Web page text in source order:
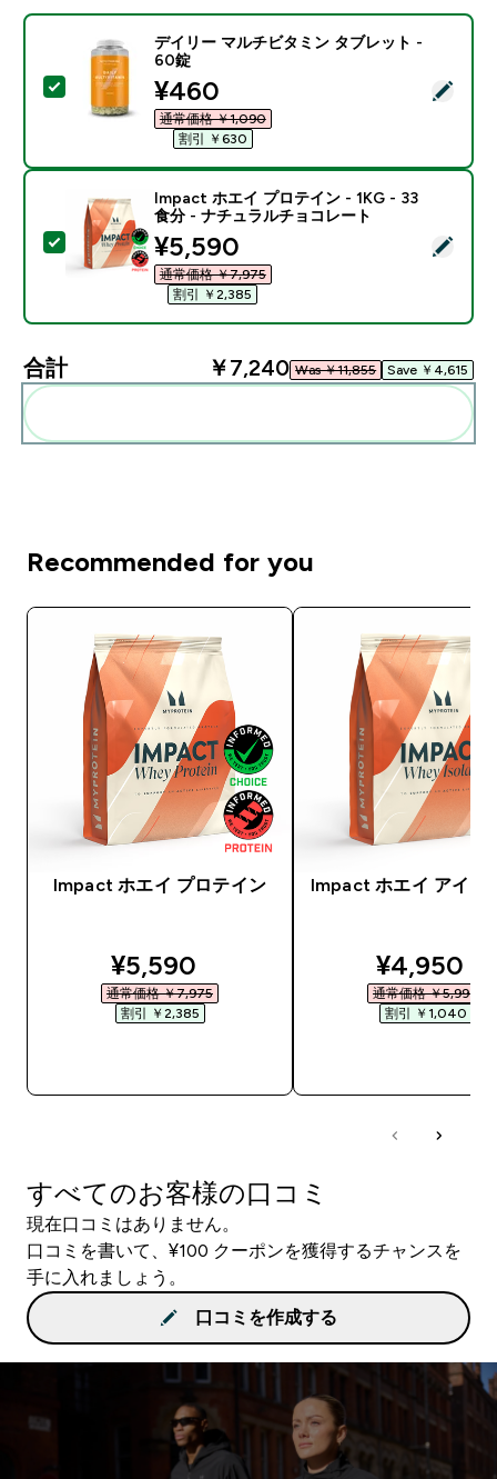
この商品を選択 - デイリー マルチビタミン タブレッ
デイリー マルチビタミン タブレット -
60錠
discounted price
¥460‎
通常価格 ￥1,090‎
割引 ￥630‎
この商品を選択 - Impact ホエイ プロテイン - 1KG -
Impact ホエイ プロテイン - 1KG - 33
食分 - ナチュラルチョコレート
discounted price
¥5,590‎
通常価格 ￥7,975‎
割引 ￥2,385‎
合計 ￥7,240‎ Was ￥11,855‎ Save ￥4,615‎
Recommended for you
Impact ホエイ プロテイン
discounted price
¥5,590‎
通常価格 ￥7,975‎
割引 ￥2,385‎
Impact ホエイ アイソ
¥4,950‎
通常価格 ￥5,990‎
割引 ￥1,040‎
すべてのお客様の口コミ
現在口コミはありません。
口コミを書いて、¥100 クーポンを獲得するチャンスを
手に入れましょう。
口コミを作成する